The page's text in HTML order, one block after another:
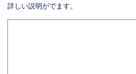
詳しい説明がでます。